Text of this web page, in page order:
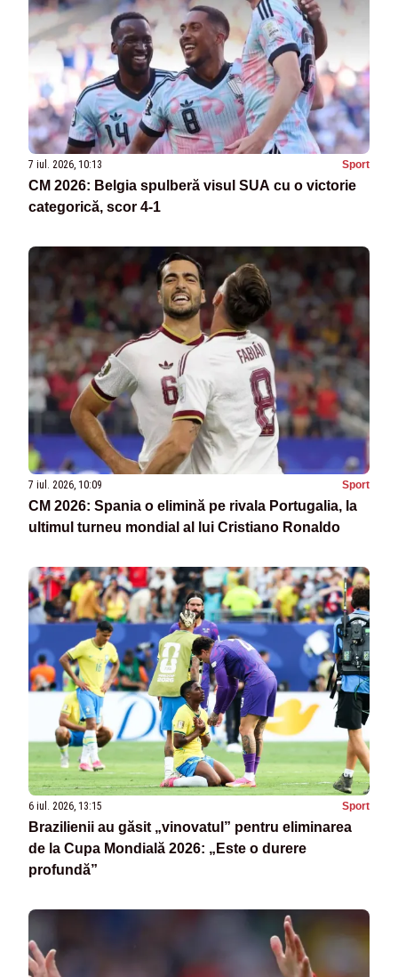
7 iul. 2026, 10:13 Sport
CM 2026: Belgia spulberă visul SUA cu o victorie
categorică, scor 4-1
7 iul. 2026, 10:09 Sport
CM 2026: Spania o elimină pe rivala Portugalia, la
ultimul turneu mondial al lui Cristiano Ronaldo
6 iul. 2026, 13:15 Sport
Brazilienii au găsit „vinovatul” pentru eliminarea
de la Cupa Mondială 2026: „Este o durere
profundă”